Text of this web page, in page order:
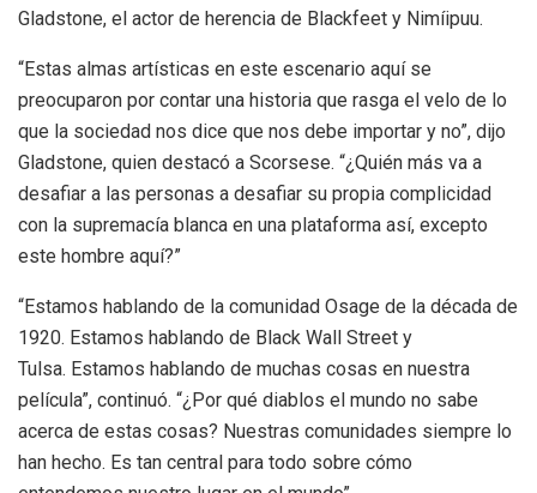
Gladstone, el actor de herencia de Blackfeet y Nimíipuu.
“Estas almas artísticas en este escenario aquí se
preocuparon por contar una historia que rasga el velo de lo
que la sociedad nos dice que nos debe importar y no”, dijo
Gladstone, quien destacó a Scorsese. “¿Quién más va a
desafiar a las personas a desafiar su propia complicidad
con la supremacía blanca en una plataforma así, excepto
este hombre aquí?”
“Estamos hablando de la comunidad Osage de la década de
1920. Estamos hablando de Black Wall Street y
Tulsa. Estamos hablando de muchas cosas en nuestra
película”, continuó. “¿Por qué diablos el mundo no sabe
acerca de estas cosas? Nuestras comunidades siempre lo
han hecho. Es tan central para todo sobre cómo